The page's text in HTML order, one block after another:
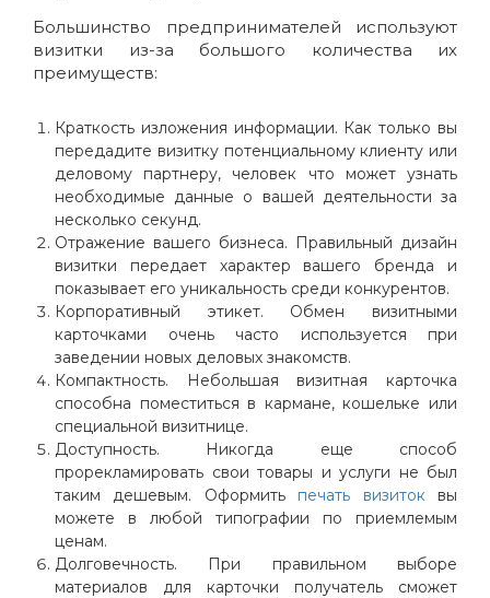
Большинство предпринимателей используют
визитки из-за большого количества их
преимуществ:
Краткость изложения информации. Как только вы
передадите визитку потенциальному клиенту или
деловому партнеру, человек что может узнать
необходимые данные о вашей деятельности за
несколько секунд.
Отражение вашего бизнеса. Правильный дизайн
визитки передает характер вашего бренда и
показывает его уникальность среди конкурентов.
Корпоративный этикет. Обмен визитными
карточками очень часто используется при
заведении новых деловых знакомств.
Компактность. Небольшая визитная карточка
способна поместиться в кармане, кошельке или
специальной визитнице.
Доступность. Никогда еще способ
прорекламировать свои товары и услуги не был
таким дешевым. Оформить печать визитоквы
можете в любой типографии по приемлемым
ценам.
Долговечность. При правильном выборе
материалов для карточки получатель сможет